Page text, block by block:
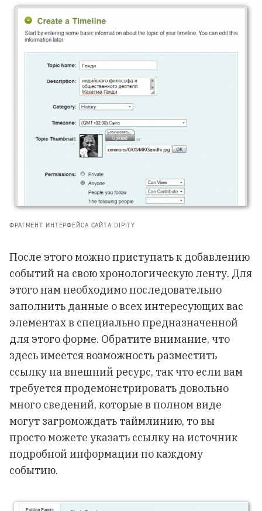
ФРАГМЕНТ ИНТЕРФЕЙСА САЙТА DIPITY
После этого можно приступать к добавлению
событий на свою хронологическую ленту. Для
этого нам необходимо последовательно
заполнить данные о всех интересующих вас
элементах в специально предназначенной
для этого форме. Обратите внимание, что
здесь имеется возможность разместить
ссылку на внешний ресурс, так что если вам
требуется продемонстрировать довольно
много сведений, которые в полном виде
могут загромождать таймлинию, то вы
просто можете указать cсылку на источник
подробной информации по каждому
событию.